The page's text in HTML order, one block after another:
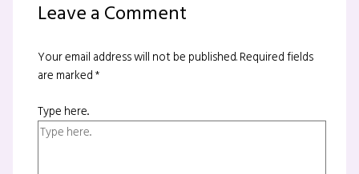
Leave a Comment
Your email address will not be published.Required fields
are marked*
Type here..